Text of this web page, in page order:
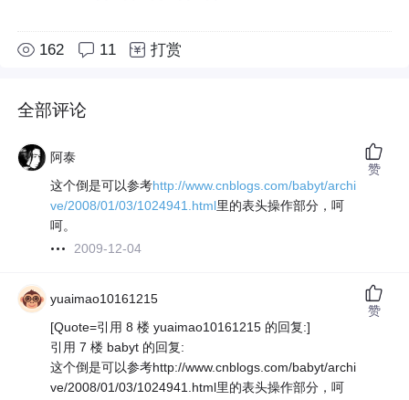
162 11 打赏
全部评论
阿泰
这个倒是可以参考http://www.cnblogs.com/babyt/archi
ve/2008/01/03/1024941.html里的表头操作部分，呵
呵。
2009-12-04
赞
yuaimao10161215
[Quote=引用 8 楼 yuaimao10161215 的回复:]
引用 7 楼 babyt 的回复:
这个倒是可以参考http://www.cnblogs.com/babyt/archi
ve/2008/01/03/1024941.html里的表头操作部分，呵
赞